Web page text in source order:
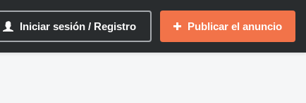
Iniciar sesión / Registro Publicar el anuncio